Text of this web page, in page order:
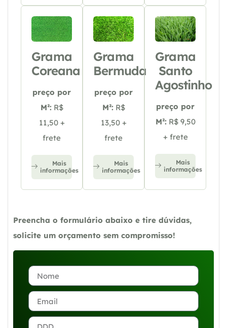
Grama
Coreana
preço por
M²: R$
11,50 +
frete
Mais
informações
Grama
Bermuda
preço por
M²: R$
13,50 +
frete
Mais
informações
Grama
Santo
Agostinho
preço por
M²: R$ 9,50
+ frete
Mais
informações
Preencha o formulário abaixo e tire dúvidas,
solicite um orçamento sem compromisso!